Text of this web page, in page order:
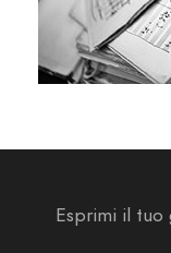
Esprimi il tuo